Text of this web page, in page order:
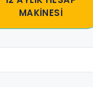
MAKİNESİ